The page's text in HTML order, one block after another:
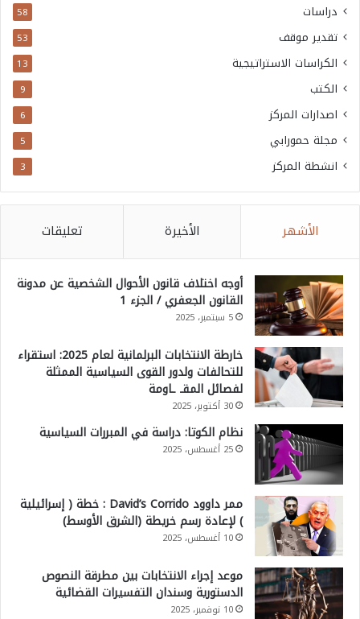
دراسات 58
تقدير موقف 53
الكراسات الاستراتيجية 13
الكتب 9
اصدارات المركز 6
مجلة حمورابي 5
انشطة المركز 3
الأشهر الأخيرة تعليقات
أوجه اختلاف قانون الأحوال الشخصية عن مدونة
القانون الجعفري / الجزء 1
5 سبتمبر، 2025
خارطة الانتخابات البرلمانية لعام 2025: استقراء
للتحالفات ولدور القوى السياسية الممثلة
لفصائل المقـ ـاومة
30 أكتوبر، 2025
نظام الكوتا: دراسة في المبررات السياسية
25 أغسطس، 2025
ممر داوود David’s Corrido : خطة ( إسرائيلية
) لإعادة رسم خريطة (الشرق الأوسط)
10 أغسطس، 2025
موعد إجراء الانتخابات بين مطرقة النصوص
الدستورية وسندان التفسيرات القضائية
10 نوفمبر، 2025